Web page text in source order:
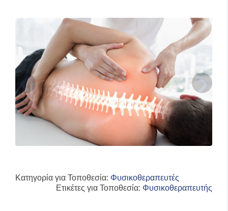
Κατηγορία για Τοποθεσία: Φυσικοθεραπευτές
Ετικέτες για Τοποθεσία: Φυσικοθεραπευτής